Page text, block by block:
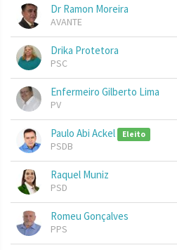
Dr Ramon Moreira
AVANTE
Drika Protetora
PSC
Enfermeiro Gilberto Lima
PV
Paulo Abi Ackel Eleito
PSDB
Raquel Muniz
PSD
Romeu Gonçalves
PPS